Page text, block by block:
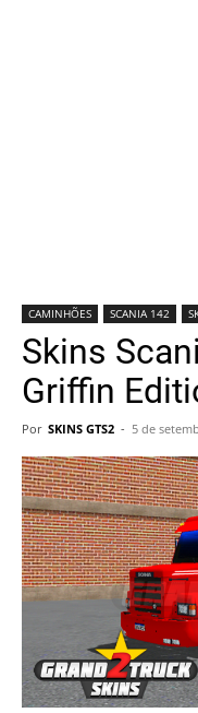
CAMINHÕES SCANIA 142
Skins
Griffin
Por SKINS GTS2 - 5 de